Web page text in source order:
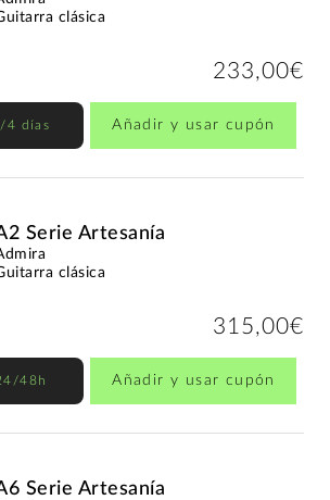
clásica
233,00€
4 días Añadir y usar cupón
Serie Artesanía
clásica
315,00€
48h Añadir y usar cupón
Serie Artesanía